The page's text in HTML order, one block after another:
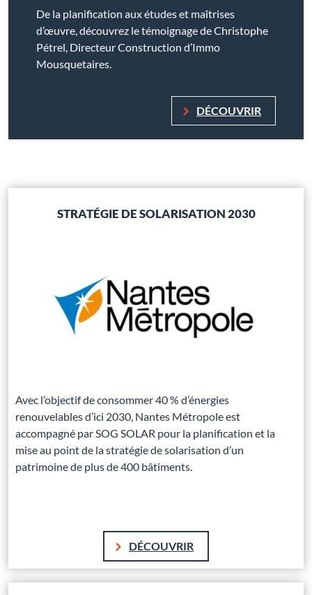
De la planification aux études et maîtrises
d’œuvre, découvrez le témoignage de Christophe
Pétrel, Directeur Construction d’Immo
Mousquetaires.
DÉCOUVRIR
STRATÉGIE DE SOLARISATION 2030
Avec l’objectif de consommer 40 % d’énergies
renouvelables d’ici 2030, Nantes Métropole est
accompagné par SOG SOLAR pour la planification et la
mise au point de la stratégie de solarisation d’un
patrimoine de plus de 400 bâtiments.
DÉCOUVRIR